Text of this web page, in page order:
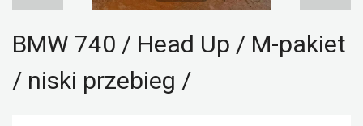
BMW 740 / Head Up / M-pakiet
/ niski przebieg /